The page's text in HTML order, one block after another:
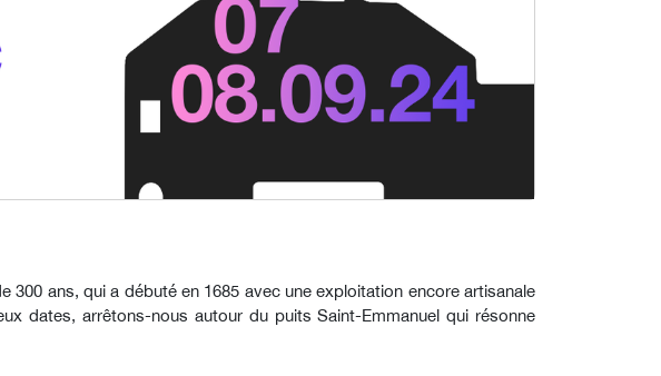
ans, qui a débuté en 1685 avec une exploitation encore artisanale
dates, arrêtons-nous autour du puits Saint-Emmanuel qui résonne